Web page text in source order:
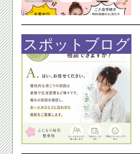
スポットブログ